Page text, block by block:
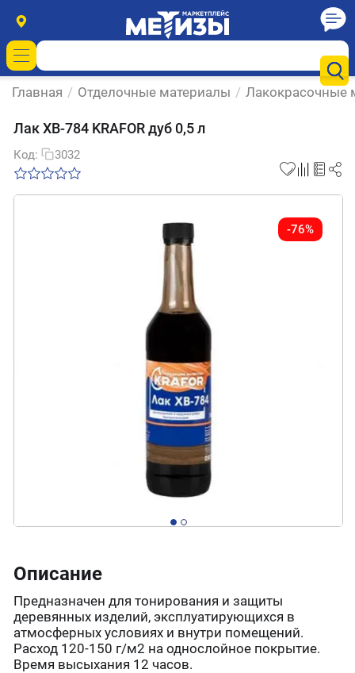
Главная / Отделочные материалы / Лакокрасочные
Лак ХВ-784 KRAFOR дуб 0,5 л
Код: 3032
-76%
Описание
Предназначен для тонирования и защиты
деревянных изделий, эксплуатирующихся в
атмосферных условиях и внутри помещений.
Расход 120-150 г/м2 на однослойное покрытие.
Время высыхания 12 часов.